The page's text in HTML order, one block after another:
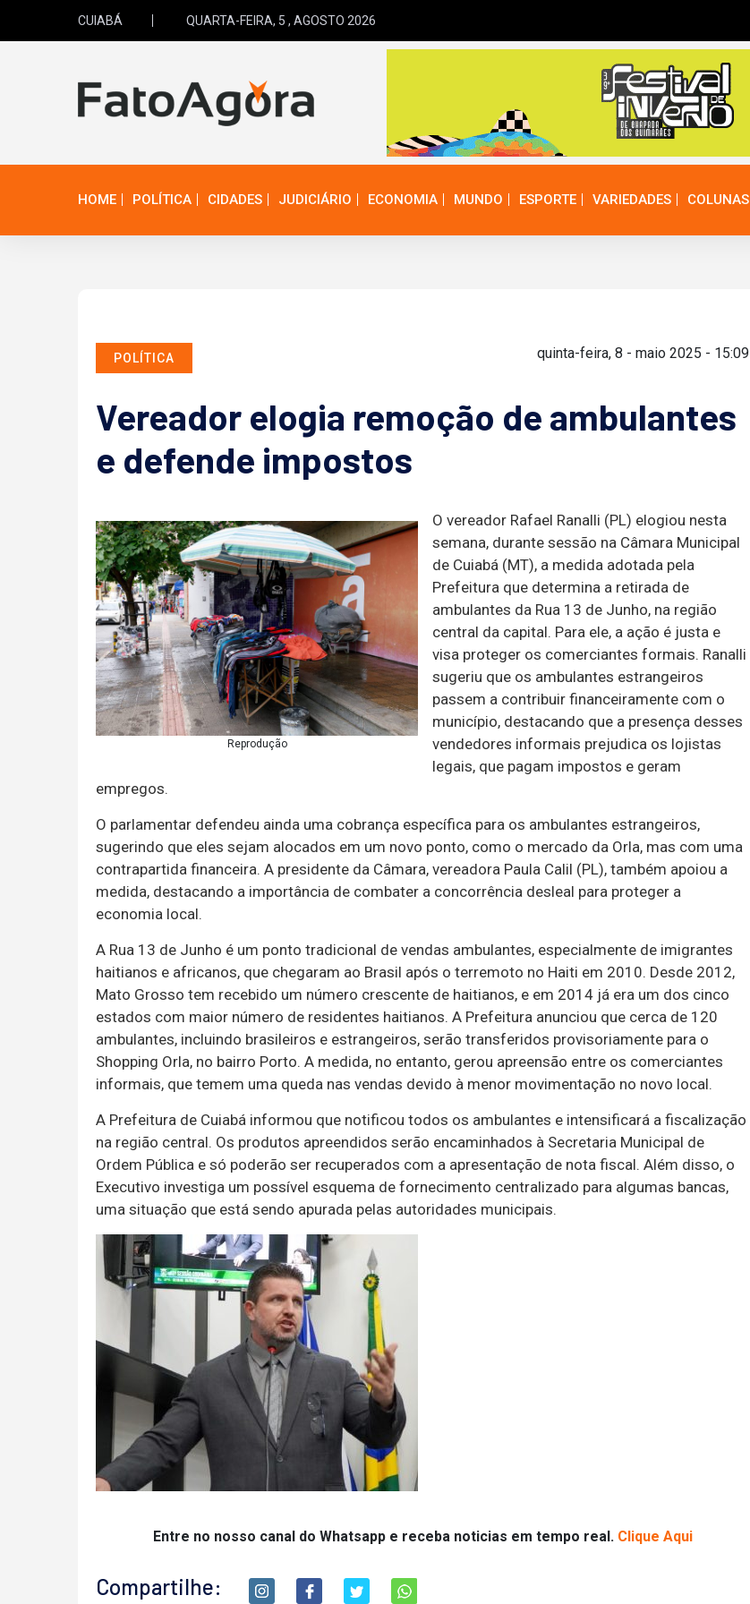
CUIABÁ QUARTA-FEIRA, 5 , AGOSTO 2026
HOME POLÍTICA CIDADES JUDICIÁRIO ECONOMIA MUNDO ESPORTE VARIEDADES COLUNAS
POLÍTICA quinta-feira, 8 - maio 2025 - 15:09
Vereador elogia remoção de ambulantes
e defende impostos
Reprodução
O vereador Rafael Ranalli (PL) elogiou nesta
semana, durante sessão na Câmara Municipal
de Cuiabá (MT), a medida adotada pela
Prefeitura que determina a retirada de
ambulantes da Rua 13 de Junho, na região
central da capital. Para ele, a ação é justa e
visa proteger os comerciantes formais. Ranalli
sugeriu que os ambulantes estrangeiros
passem a contribuir financeiramente com o
município, destacando que a presença desses
vendedores informais prejudica os lojistas
legais, que pagam impostos e geram
empregos.
O parlamentar defendeu ainda uma cobrança específica para os ambulantes estrangeiros,
sugerindo que eles sejam alocados em um novo ponto, como o mercado da Orla, mas com uma
contrapartida financeira. A presidente da Câmara, vereadora Paula Calil (PL), também apoiou a
medida, destacando a importância de combater a concorrência desleal para proteger a
economia local.
A Rua 13 de Junho é um ponto tradicional de vendas ambulantes, especialmente de imigrantes
haitianos e africanos, que chegaram ao Brasil após o terremoto no Haiti em 2010. Desde 2012,
Mato Grosso tem recebido um número crescente de haitianos, e em 2014 já era um dos cinco
estados com maior número de residentes haitianos. A Prefeitura anunciou que cerca de 120
ambulantes, incluindo brasileiros e estrangeiros, serão transferidos provisoriamente para o
Shopping Orla, no bairro Porto. A medida, no entanto, gerou apreensão entre os comerciantes
informais, que temem uma queda nas vendas devido à menor movimentação no novo local.
A Prefeitura de Cuiabá informou que notificou todos os ambulantes e intensificará a fiscalização
na região central. Os produtos apreendidos serão encaminhados à Secretaria Municipal de
Ordem Pública e só poderão ser recuperados com a apresentação de nota fiscal. Além disso, o
Executivo investiga um possível esquema de fornecimento centralizado para algumas bancas,
uma situação que está sendo apurada pelas autoridades municipais.
Entre no nosso canal do Whatsapp e receba noticias em tempo real. Clique Aqui
Compartilhe: